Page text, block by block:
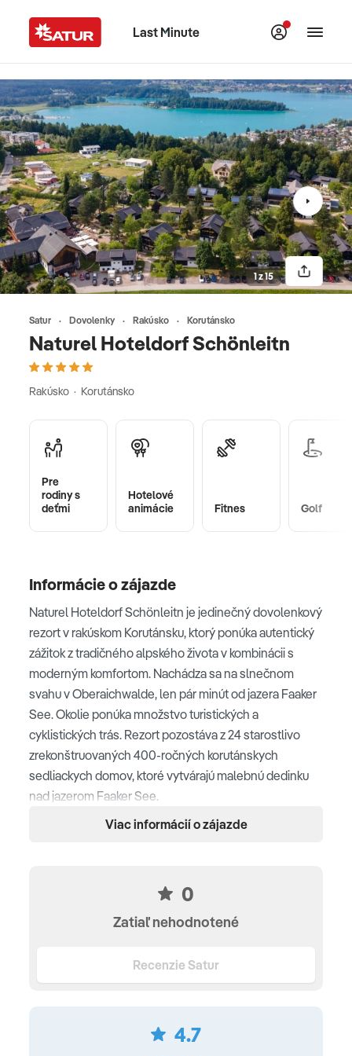
Last Minute
Satur Dovolenky Rakúsko Korutánsko
Naturel Hoteldorf Schönleitn
Rakúsko · Korutánsko
1 z 15
Pre
rodiny s
deťmi
Hotelové
animácie
Fitnes Golf
Informácie o zájazde
Naturel Hoteldorf Schönleitn je jedinečný dovolenkový
rezort v rakúskom Korutánsku, ktorý ponúka autentický
zážitok z tradičného alpského života v kombinácii s
moderným komfortom. Nachádza sa na slnečnom
svahu v Oberaichwalde, len pár minút od jazera Faaker
See. Okolie ponúka množstvo turistických a
cyklistických trás. Rezort pozostáva z 24 starostlivo
zrekonštruovaných 400-ročných korutánskych
sedliackych domov, ktoré vytvárajú malebnú dedinku
nad jazerom Faaker See.
Faaker See cca 2 km • jazero Aichwaldsee cca 1,5 km •
Finkenstein cca 6,5 km • lyžiarska oblasť Gerlitzen
Ubytovanie
na prízemí, spálňa s manželskou posteľou, obývacia
Viac informácií o zájazde
0
Zatiaľ nehodnotené
Recenzie Satur
4.7